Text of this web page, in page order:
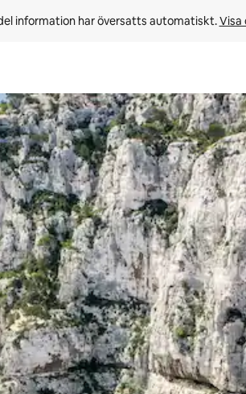
information har översatts automatiskt. Visa
nedåtpilarna eller utforska genom att trycka